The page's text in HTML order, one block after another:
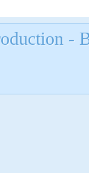
-